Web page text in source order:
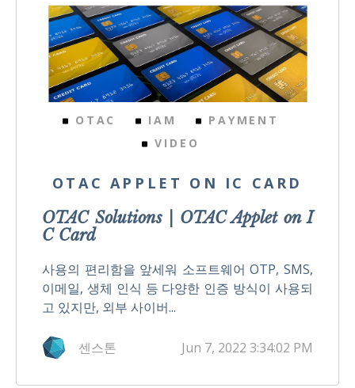
OTAC IAM
PAYMENT
VIDEO
OTAC APPLET ON IC CARD
OTAC Solutions | OTAC Applet on I
C Card
사용의 편리함을 앞세워 소프트웨어 OTP, SMS,
이메일, 생체 인식 등 다양한 인증 방식이 사용되
고 있지만, 외부 사이버...
센스톤 Jun 7, 2022 3:34:02 PM